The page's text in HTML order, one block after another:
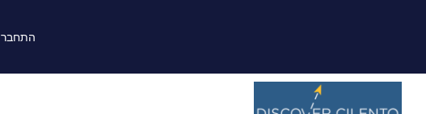
התחבר